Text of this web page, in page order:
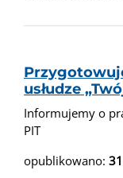
usłudze
Informujemy o
PIT
opublikowano: